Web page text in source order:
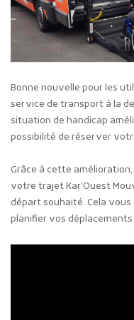
Bonne nouvelle pour les
service de transport à la
situation de handicap
possibilité de réserver
Grâce à cette
votre trajet Kar’Ouest
départ souhaité. Cela
planifier vos